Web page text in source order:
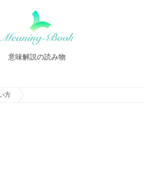
意味解説の読み物
方